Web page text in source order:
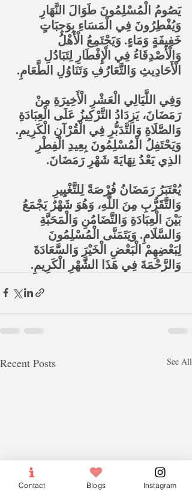
يَصُومُ الْمُسْلِمُونَ طَوَالَ النَّهَارِ
وَيُفْطِرُونَ فِي الْمَسَاءِ بِوَجِبَاتٍ
خَفِيفَةٍ وَمَاءٍ. وَيَجْتَمِعُ الْأَهْلُ
وَالْأَصْدِقَاءُ فِي الْإِفْطَارِ لِتَبَادُلِ
الْأَحَادِيثِ وَالتَّعَارُفِ وَتَنَاوُلِ الطَّعَامِ.
وَفِي اللَّيَالِي الْعَشْرِ الْأَخِيرَةِ مِنْ
رَمَضَانَ، يَزِدَادُ التَّرْكِيزُ عَلَى الْعِبَادَةِ
وَالصَّلَاةِ وَالتَّدَبُّرِ فِي الْقُرْآنِ الْكَرِيمِ.
وَيَحْتَفِلُ الْمُسْلِمُونَ بِعِيدِ الْفِطْرِ
الذِي يَعْدُ نِهَايَةَ شَهْرِ رَمَضَانَ.
يُعْتَبَرُ رَمَضَانُ فُرْصَةً لِلتَّغْيِيرِ
وَالتَّقَرُّبِ مِنَ اللَّهِ، وَهُوَ شَهْرٌ يَجْمَعُ
بَيْنَ الْعِبَادَةِ وَالتَّضَامُنِ وَالْمَحَبَّةِ
وَالسَّلَامِ. وَيَتَمَنَّى الْمُسْلِمُونَ
لِبَعْضِهِمْ الْبَعْضِ الْخَيْرَ وَالسَّعَادَةَ
وَالرَّحْمَةَ فِي هَذَا الشَّهْرِ الْكَرِيمِ.
Recent Posts See All
Contact Blogs Instagram